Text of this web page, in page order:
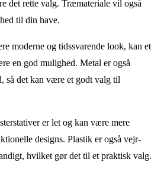
det rette valg. Træmateriale vil også
til din have.
moderne og tidssvarende look, kan et
en god mulighed. Metal er også
så det kan være et godt valg til
er let og kan være mere
designs. Plastik er også vejr-
hvilket gør det til et praktisk valg.